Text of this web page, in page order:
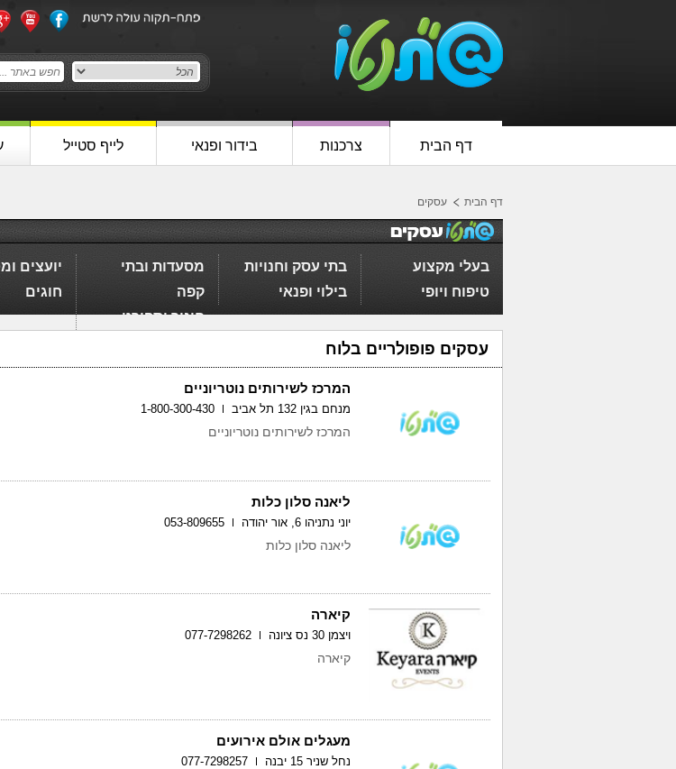
דף הבית צרכנות בידור ופנאי לייף סטייל
דף הבית עסקים
בעלי מקצוע
טיפוח ויופי
בתי עסק וחנויות
בילוי ופנאי
מסעדות ובתי
קפה
חינוך וספורט
יועצים
חוגים
עסקים פופולריים בלוח
המרכז לשירותים נוטריוניים
מנחם בגין 132 תל אביב 1-800-300-430
המרכז לשירותים נוטריוניים
ליאנה סלון כלות
יוני נתניהו 6, אור יהודה 053-809655
ליאנה סלון כלות
קיארה
ויצמן 30 נס ציונה 077-7298262
קיארה
מעגלים אולם אירועים
נחל שניר 15 יבנה 077-7298257